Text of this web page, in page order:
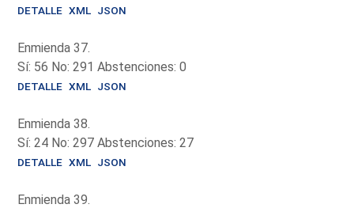
DETALLE XML JSON
Enmienda 37.
Sí: 56 No: 291 Abstenciones: 0
DETALLE XML JSON
Enmienda 38.
Sí: 24 No: 297 Abstenciones: 27
DETALLE XML JSON
Enmienda 39.